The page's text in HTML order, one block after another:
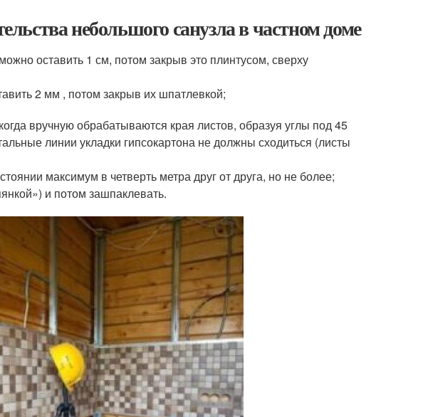
небольшого санузла в частном доме
оставить 1 см, потом закрыв это плинтусом, сверху
2 мм , потом закрыв их шпатлевкой;
вручную обрабатываются края листов, образуя углы под 45
линии укладки гипсокартона не должны сходиться (листы
максимум в четверть метра друг от друга, но не более;
и потом зашпаклевать.